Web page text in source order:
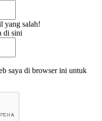
yang salah!
di sini
saya di browser ini untuk